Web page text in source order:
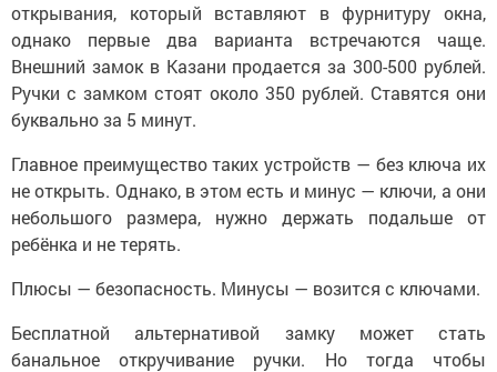
открывания, который вставляют в фурнитуру окна,
однако первые два варианта встречаются чаще.
Внешний замок в Казани продается за 300-500 рублей.
Ручки с замком стоят около 350 рублей. Ставятся они
буквально за 5 минут.
Главное преимущество таких устройств — без ключа их
не открыть. Однако, в этом есть и минус — ключи, а они
небольшого размера, нужно держать подальше от
ребёнка и не терять.
Плюсы — безопасность. Минусы — возится с ключами.
Бесплатной альтернативой замку может стать
банальное откручивание ручки. Но тогда чтобы